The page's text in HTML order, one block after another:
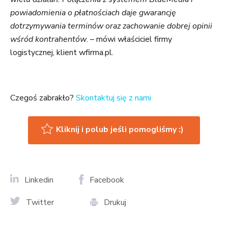
powiadomienia o płatnościach daje gwarancję
dotrzymywania terminów oraz zachowanie dobrej opinii
wśród kontrahentów. – mówi właściciel firmy
logistycznej, klient wfirma.pl.
Czegoś zabrakło? Skontaktuj się z nami
Kliknij i polub jeśli pomogliśmy :)
Linkedin
Facebook
Twitter
Drukuj